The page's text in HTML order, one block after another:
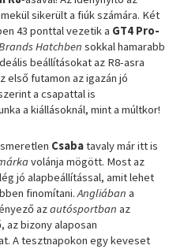
sikerült a fiúk számára. Két
43 ponttal vezetik a GT4 Pro-
Hatchben sokkal hamarabb
beállításokat az R8-asra
első futamon az igazán jó
a csapattal is
a kiállásoknál, mint a múltkor!
Csabatavaly már itt is
volánja mögött. Most az
jó alapbeállítással, amit lehet
finomítani.Angliában a
azautósportban az
az bizony alaposan
A tesztnapokon egy keveset